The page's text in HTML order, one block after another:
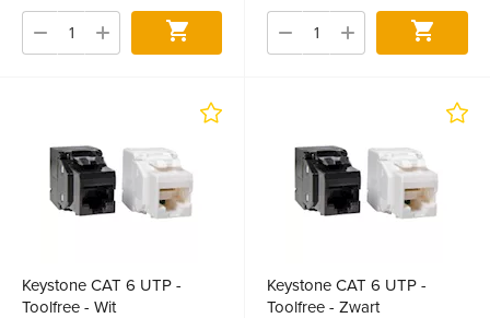
Bestel Bestel
Keystone CAT 6 UTP -
Toolfree - Wit
Keystone CAT 6 UTP -
Toolfree - Zwart